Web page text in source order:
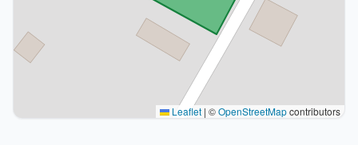
Leaflet | ©OpenStreetMapcontributors